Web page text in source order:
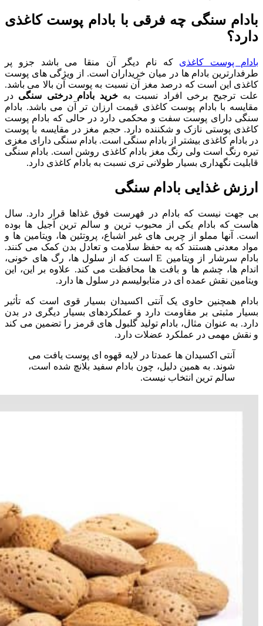
بادام سنگی چه فرقی با بادام پوست کاغذی
دارد؟
بادام پوست کاغذی که نام دیگر آن منقا می باشد جزو پر
طرفدارترین بادام ها در میان خریداران است. از ویژگی های پوست
کاغذی این است که درصد مغز آن نسبت به پوست آن بالا می باشد.
علت ترجیح برخی افراد نسبت بهخرید بادام درختی سنگی در
مقایسه با بادام پوست کاغذی قیمت ارزان تر آن می باشد. بادام
سنگی دارای پوست سفت و محکمی دارد در حالی که بادام پوست
کاغذی پوستی نازک و شکننده دارد. حجم مغز در مقایسه با پوست
در بادام کاغذی بیشتر از بادام سنگی است. بادام سنگی دارای مغزی
تیره رنگ است ولی رنگ مغز بادام کاغذی روشن است. بادام سنگی
قابلیت نگهداری بسیار طولانی تری نسبت به بادام کاغذی دارد.
ارزش غذایی بادام سنگی
بی جهت نیست که بادام در فهرست فوق غذاها قرار دارد. سال
هاست که بادام یکی از محبوب ترین و سالم ترین آجیل ها بوده
است. آنها مملو از چربی های غیر اشباع، پروتئین ها، ویتامین ها و
مواد معدنی هستند که به حفظ سلامت و تعادل بدن کمک می کنند.
بادام سرشار از ویتامین E است که از سلول ها، رگ های خونی،
اندام ها، چشم ها و بافت ها محافظت می کند. علاوه بر این، این
ویتامین نقش عمده ای در متابولیسم در سلول ها دارد.
بادام همچنین حاوی یک آنتی اکسیدان بسیار قوی است که تأثیر
بسیار مثبتی بر مقاومت دارد و عملکردهای بسیار دیگری در بدن
دارد. به عنوان مثال، بادام تولید گلبول های قرمز را تضمین می کند
و نقش مهمی در عملکرد عضلات دارد.
آنتی اکسیدان ها عمدتا در لایه قهوه ای پوست یافت می
شوند. به همین دلیل، چون بادام سفید بلانچ شده است،
سالم ترین انتخاب نیست.